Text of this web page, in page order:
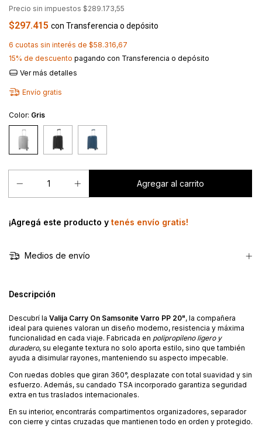
Precio sin impuestos $289.173,55
$297.415 con Transferencia o depósito
6 cuotas sin interés de $58.316,67
15% de descuento pagando con Transferencia o depósito
Ver más detalles
Envío gratis
Color: Gris
¡Agregá este producto y tenés envío gratis!
Medios de envío
Descripción
Descubrí la Valija Carry On Samsonite Varro PP 20", la compañera
ideal para quienes valoran un diseño moderno, resistencia y máxima
funcionalidad en cada viaje. Fabricada en polipropileno ligero y
duradero, su elegante textura no solo aporta estilo, sino que también
ayuda a disimular rayones, manteniendo su aspecto impecable.
Con ruedas dobles que giran 360°, desplazate con total suavidad y sin
esfuerzo. Además, su candado TSA incorporado garantiza seguridad
extra en tus traslados internacionales.
En su interior, encontrarás compartimentos organizadores, separador
con cierre y cintas cruzadas que mantienen todo en orden y protegido.